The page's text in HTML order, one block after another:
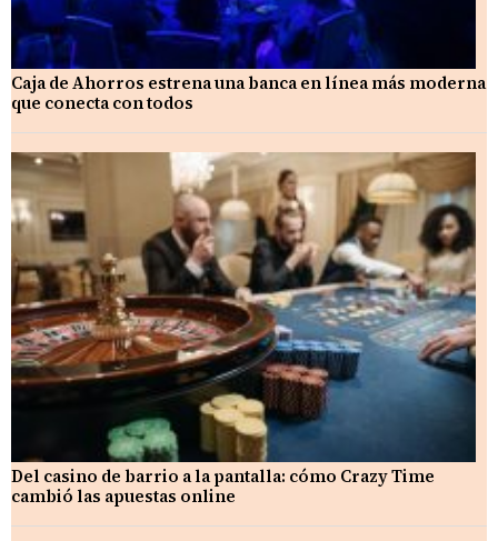
Caja de Ahorros estrena una banca en línea más moderna
que conecta con todos
Del casino de barrio a la pantalla: cómo Crazy Time
cambió las apuestas online